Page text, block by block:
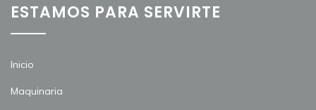
ESTAMOS PARA SERVIRTE
Inicio
Maquinaria